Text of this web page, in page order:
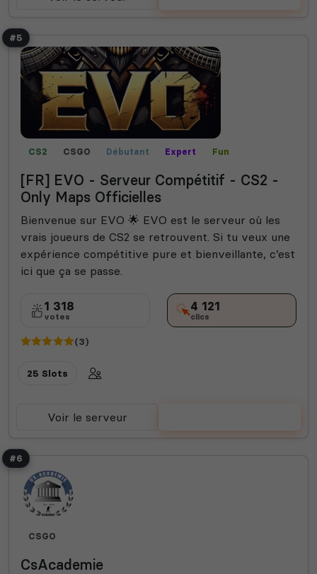
#5
CS2 CSGO Débutant Expert Fun
[FR] EVO - Serveur Compétitif - CS2 -
Only Maps Officielles
Bienvenue sur EVO 🌟 EVO est le serveur où les
vrais joueurs de CS2 se retrouvent. Si tu veux une
expérience compétitive pure et bienveillante, c’est
ici que ça se passe.
1 318
votes
4 121
clics
(3)
25 Slots
Voir le serveur
#6
CSGO
CsAcademie